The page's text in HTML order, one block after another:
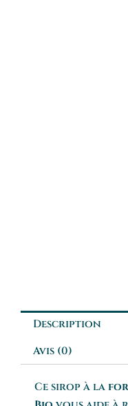
Description
Avis (0)
Ce sirop à la